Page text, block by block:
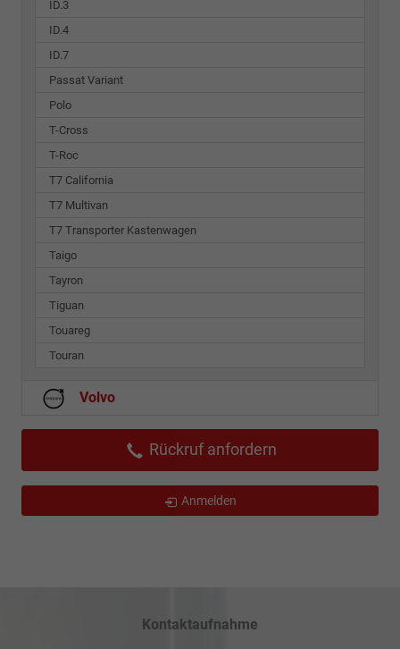
ID.3
ID.4
ID.7
Passat Variant
Polo
T-Cross
T-Roc
T7 California
T7 Multivan
T7 Transporter Kastenwagen
Taigo
Tayron
Tiguan
Touareg
Touran
Volvo
Rückruf anfordern
Anmelden
Kontaktaufnahme